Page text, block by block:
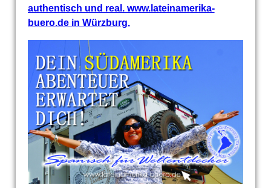
authentisch und real. www.lateinamerika-
buero.de in Würzburg.